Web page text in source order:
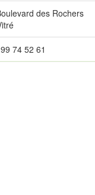
des Rochers
74 52 61